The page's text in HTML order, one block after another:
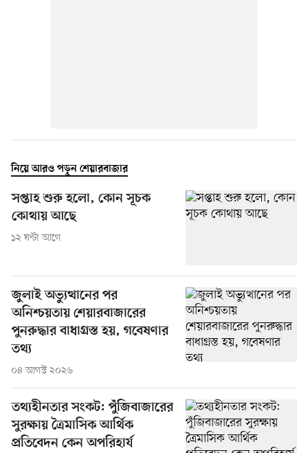
নিয়ে আরও পড়ুন শেয়ারবাজার
সপ্তাহ শুরু হলো, কোন সূচক
কোথায় আছে
১২ ঘণ্টা আগে
জুলাই অভ্যুত্থানের পর
অনিশ্চয়তায় শেয়ারবাজারের
পুনরুদ্ধার বাধাগ্রস্ত হয়, গবেষণার
তথ্য
০৪ আগস্ট ২০২৬
তথ্যহীনতার সংকট: পুঁজিবাজারের
সুরক্ষায় ত্রৈমাসিক আর্থিক
প্রতিবেদন কেন অপরিহার্য